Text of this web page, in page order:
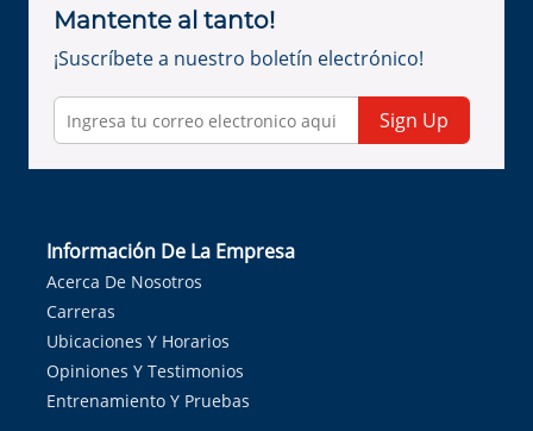
Mantente al tanto!
¡Suscríbete a nuestro boletín electrónico!
Sign Up
Información De La Empresa
Acerca De Nosotros
Carreras
Ubicaciones Y Horarios
Opiniones Y Testimonios
Entrenamiento Y Pruebas